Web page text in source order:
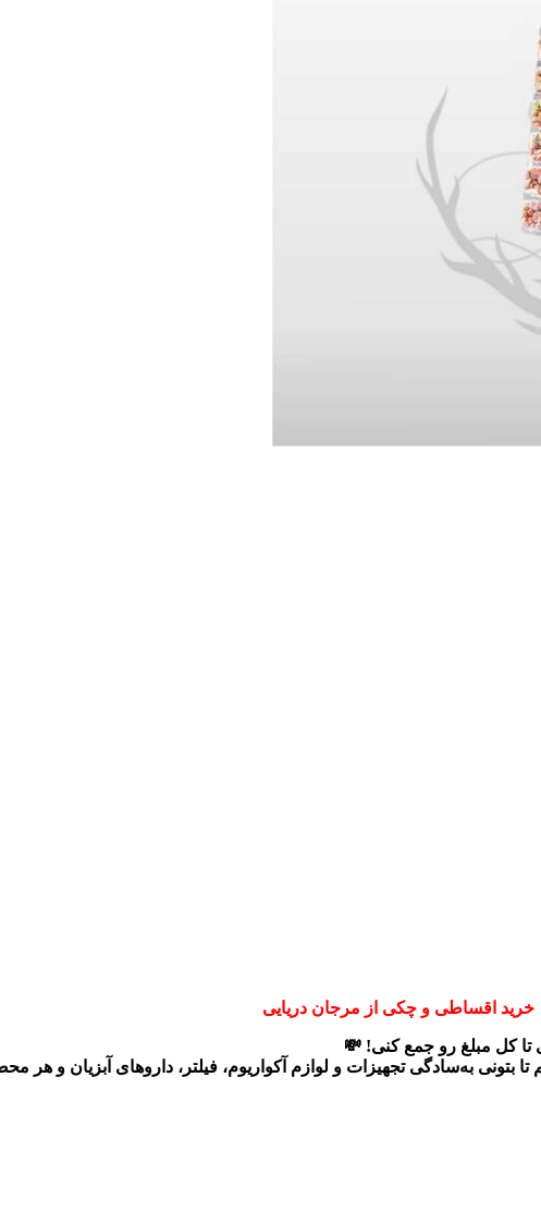
خرید اقساطی و چکی از مرجان دریایی
تا کل مبلغ رو جمع کنی! 💸
تا بتونی به‌سادگی تجهیزات و لوازم آکواریوم، فیلتر، داروهای آبزیان و هر